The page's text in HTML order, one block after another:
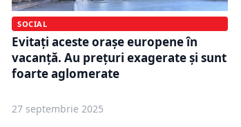
SOCIAL
Evitați aceste orașe europene în
vacanță. Au prețuri exagerate și sunt
foarte aglomerate
27 septembrie 2025